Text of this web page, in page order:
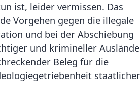
ist, leider vermissen. Das
Vorgehen gegen die illegale
und bei der Abschiebung
und krimineller
Beleg für die